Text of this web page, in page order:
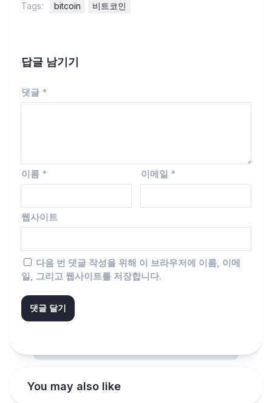
Tags: bitcoin 비트코인
답글 남기기
댓글 *
이름 * 이메일 *
웹사이트
다음 번 댓글 작성을 위해 이 브라우저에 이름, 이메
일, 그리고 웹사이트를 저장합니다.
You may also like